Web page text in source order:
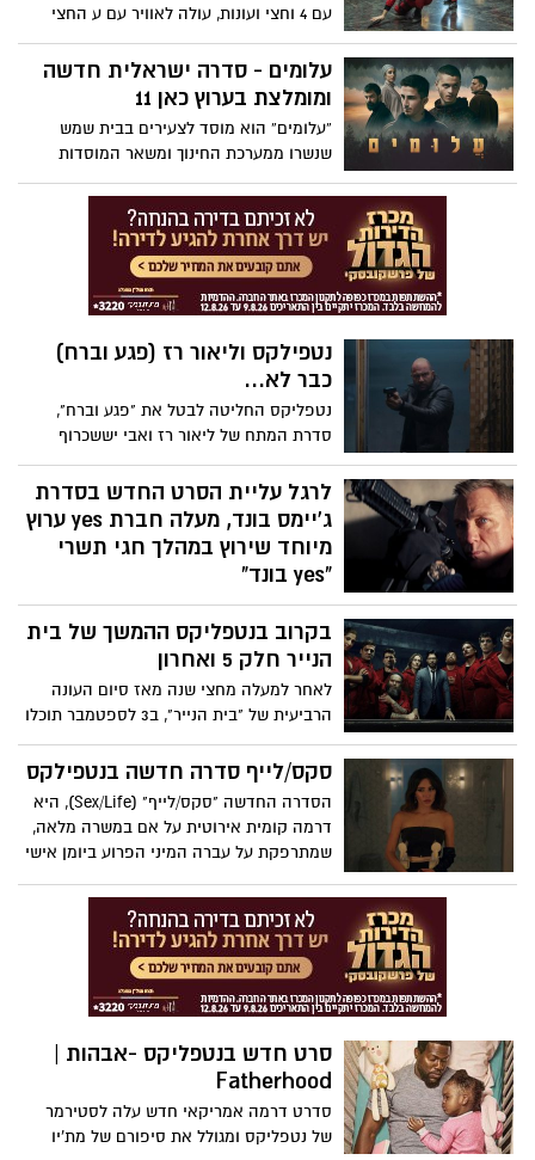
עם 4 וחצי ועונות, עולה לאוויר עם ע החצי
השני של העונה ה-5 והאחרונה בהחלט –
בב-3.12.2021 בנטפליקס.
עלומים - סדרה ישראלית חדשה
ומומלצת בערוץ כאן 11
“עלומים” הוא מוסד לצעירים בבית שמש
שנשרו ממערכת החינוך ומשאר המוסדות
שניסו לשקם אותם. אשדוד נט מביא גם את
הפרק הראשון בסדרה
נטפילקס וליאור רז (פגע וברח)
כבר לא...
נטפליקס החליטה לבטל את "פגע וברח",
סדרת המתח של ליאור רז ואבי יששכרוף
שעלתה באוגוסט האחרון. לפי הדיווח באתר
דדליין, ההחלטה שלא להמשיך לעונה שנייה
התקבלה לאור העלויות הגבוהות - בין היתר
מאחר שהסדרה צולמה בשני מוקדים שונים,
ניו יורק וישראל. כך, העונה הראשונה דרשה
לא פחות משלוש שנות עבודה.
לרגל עליית הסרט החדש בסדרת
ג'יימס בונד, מעלה חברת yes ערוץ
מיוחד שירוץ במהלך חגי תשרי
"yes בונד"
בקרוב יעלה לקרנים הסרט החדש "לא זמן
למות", בסדרת ג'יימס בונד. לרגל זאת, בחברת
הלווין yes יעלו ערוץ פופ-אחד ייחודי שישדר
את כל הסרטים הקודמים בסדרה המצליחה,
מ"ד"ר נו" מ-1962 ועד "ספקטר", שיצא ב-2015.
בקרוב בנטפליקס ההמשך של בית
הנייר חלק 5 ואחרון
לאחר למעלה מחצי שנה מאז סיום העונה
הרביעית של "בית הנייר", ב3 לספטמבר תוכלו
לצפות בחלק החמישי והאחרון של הסדרה
הספרדית המצליחה ביותר של נטפליקס "בית
צפוי להתחלק לשני חלקים. החלק הראשון
בדצמבר 2021. צפו בטריילר
סקס/לייף סדרה חדשה בנטפילקס
הסדרה החדשה "סקס/לייף" (Sex/Life), היא
דרמה קומית אירוטית על אם במשרה מלאה,
שמתרפקת על עברה המיני הפרוע ביומן אישי
מבהירה היכן עובר הגבול בין "גילטי פלז'ר"
משוחרר עם קריצות פורנוגרפיות ובין סדרה
זניחה שיש בה מינימום הנאה ומקסימום
תחושת אשם על הזמן שבוזבז.
סרט חדש בנטפליקס -אבהות |
Fatherhood
סדרט דרמה אמריקאי חדש עלה לסטירמר
של נטפליקס ומגולל את סיפורם של מת'יו